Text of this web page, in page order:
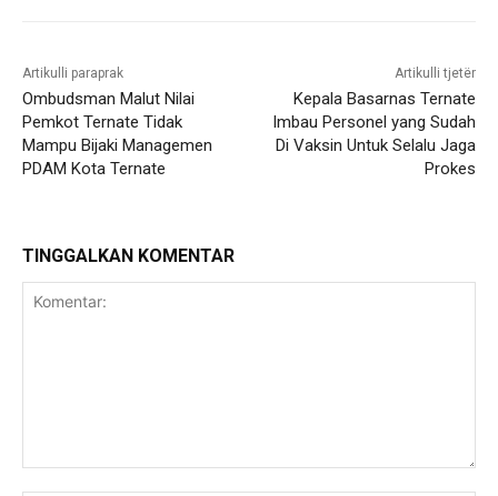
Artikulli paraprak
Ombudsman Malut Nilai
Pemkot Ternate Tidak
Mampu Bijaki Managemen
PDAM Kota Ternate
Artikulli tjetër
Kepala Basarnas Ternate
Imbau Personel yang Sudah
Di Vaksin Untuk Selalu Jaga
Prokes
TINGGALKAN KOMENTAR